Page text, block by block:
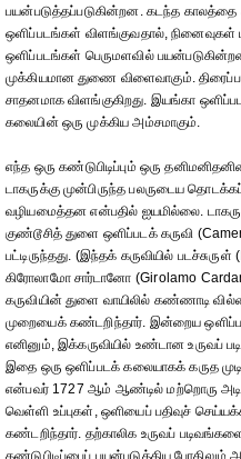
பயன்படுத்தப்படுகின்றன. கடந்த காலத்தை
ஒளிப்படங்கள் விளங்குவதால்,
ஒளிப்படங்கள் பெருமளவில்
முக்கியமான துணை விளைவாகும்.
சாதனமாக விளங்குகிறது. இயங்கா
கலையின் ஒரு முக்கிய அம்சமாகும்.
எந்த ஒரு கண்டுபிடிப்பும் ஒரு
டாகருக்கு முன்பிருந்த பலருடைய
வழியமைத்தன என்பதில் ஐயமில்லை.
குண்டூசித் துளை ஒளிப்படக் கருவி
பட்டிருந்தது. (இந்தக் கருவியில்
கிரோலாமோ சார்டானோ (Girolamo
கருவியின் துளை வாயிலில் கண்ணாடி
முறையைக் கண்டறிந்தார். இன்றைய
எனினும், இக்கருவியில் உண்டான உருவப்
இதை ஒரு ஒளிப்படக் கலையாகக் கருத
என்பவர் 1727 ஆம் ஆண்டில் மற்றொரு
வெள்ளி உப்புகள், ஒளியைப் பதிவுச்
கண்டறிந்தார். தற்காலிக உருவப்
கண்டுபிடிப்பைப் பயன்படுத்திய போதிலும்